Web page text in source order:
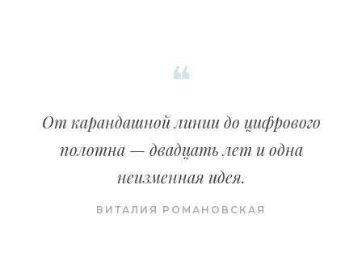
От карандашной линии до цифрового
полотна — двадцать лет и одна
неизменная идея.
ВИТАЛИЯ РОМАНОВСКАЯ